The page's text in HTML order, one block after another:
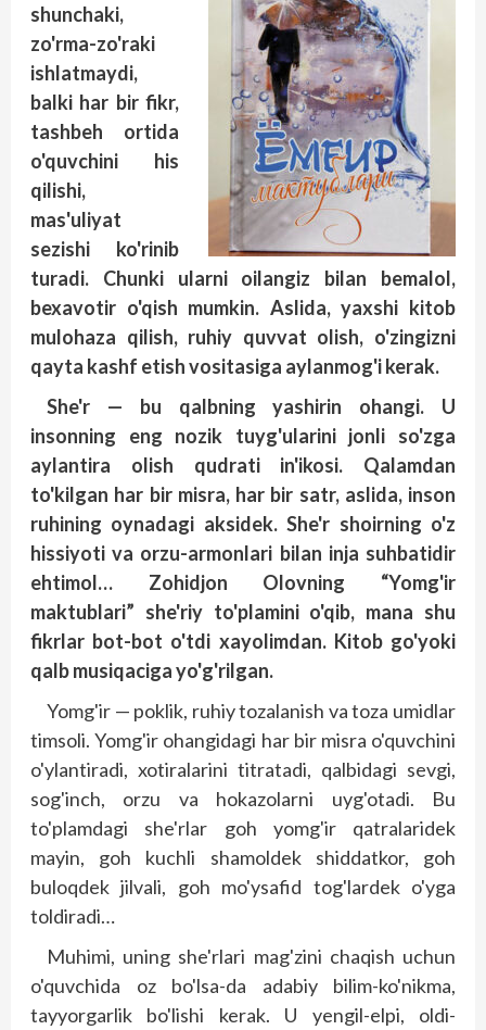
shunchaki,
zo'rma-zo'raki
ishlatmaydi,
balki har bir fikr,
tashbeh ortida
o'quvchini his
qilishi,
mas'uliyat
sezishi ko'rinib
turadi. Chunki ularni oilangiz bilan bemalol,
bexavotir o'qish mumkin. Aslida, yaxshi kitob
mulohaza qilish, ruhiy quvvat olish, o'zingizni
qayta kashf etish vositasiga aylanmog'i kerak.
She'r — bu qalbning yashirin ohangi. U
insonning eng nozik tuyg'ularini jonli so'zga
aylantira olish qudrati in'ikosi. Qalamdan
to'kilgan har bir misra, har bir satr, aslida, inson
ruhining oynadagi aksidek. She'r shoirning o'z
hissiyoti va orzu-armonlari bilan inja suhbatidir
ehtimol… Zohidjon Olovning “Yomg'ir
maktublari” she'riy to'plamini o'qib, mana shu
fikrlar bot-bot o'tdi xayolimdan. Kitob go'yoki
qalb musiqaciga yo'g'rilgan.
Yomg'ir — poklik, ruhiy tozalanish va toza umidlar
timsoli. Yomg'ir ohangidagi har bir misra o'quvchini
o'ylantiradi, xotiralarini titratadi, qalbidagi sevgi,
sog'inch, orzu va hokazolarni uyg'otadi. Bu
to'plamdagi she'rlar goh yomg'ir qatralaridek
mayin, goh kuchli shamoldek shiddatkor, goh
buloqdek jilvali, goh mo'ysafid tog'lardek o'yga
toldiradi…
Muhimi, uning she'rlari mag'zini chaqish uchun
o'quvchida oz bo'lsa-da adabiy bilim-ko'nikma,
tayyorgarlik bo'lishi kerak. U yengil-elpi, oldi-